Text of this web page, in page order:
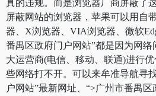
真的违规。而是浏览器厂商屏蔽了
屏蔽网站的浏览器，苹果可以用自
器、X浏览器、VIA浏览器、微软
番禺区政府门户网站”都是因为网
大运营商(电信、移动、联通)进行
些网络打不开。可以来牟准导航寻
户网站”最新网址、“>广州市番禺